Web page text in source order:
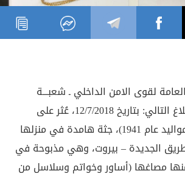
لقوى الامن الداخلي ـ شعبـــة
العلاقات العامـة البلاغ التالي: بتاريخ 12/7/2018، عُثر على
المواطنة: - خ. ب. (مواليد عام 1941)، جثة هامدة في منزلها
الجديدة – بيروت، وهي مذبوحة في
مصاغها (أساور وخواتم وسلاسل من